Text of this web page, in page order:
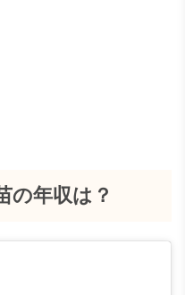
の年収は？